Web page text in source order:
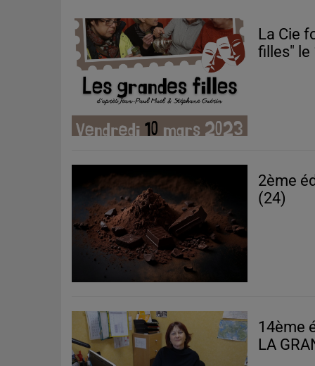
La Cie
filles" le
2ème
(24)
14ème
LA